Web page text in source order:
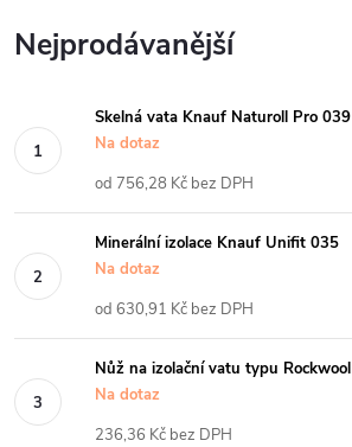
Nejprodávanější
Skelná vata Knauf Naturoll Pro 039
Na dotaz
od 756,28 Kč bez DPH
Minerální izolace Knauf Unifit 035
Na dotaz
od 630,91 Kč bez DPH
Nůž na izolační vatu typu Rockwool
Na dotaz
236,36 Kč bez DPH